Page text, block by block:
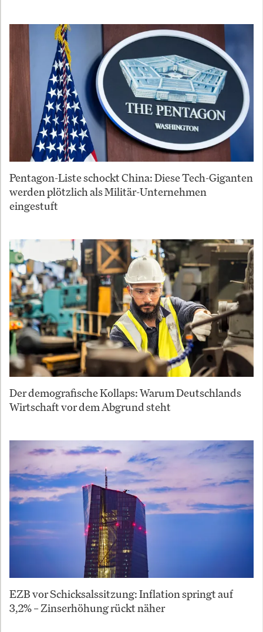
Pentagon-Liste schockt China: Diese Tech-Giganten
werden plötzlich als Militär-Unternehmen
eingestuft
Der demografische Kollaps: Warum Deutschlands
Wirtschaft vor dem Abgrund steht
EZB vor Schicksalssitzung: Inflation springt auf
3,2% – Zinserhöhung rückt näher